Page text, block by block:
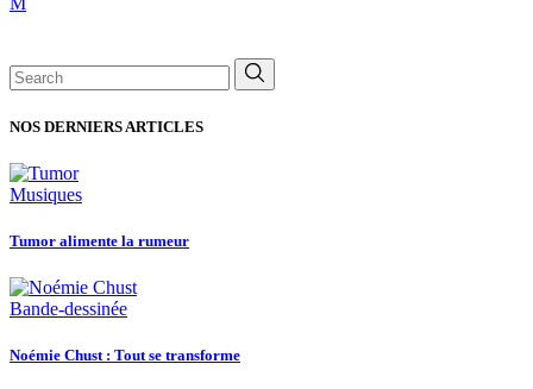
Search
for:
NOS DERNIERS ARTICLES
Musiques
Tumor alimente la rumeur
Bande-dessinée
Noémie Chust : Tout se transforme